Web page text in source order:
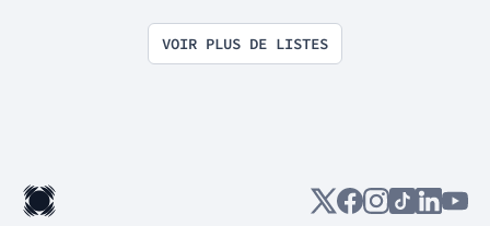
VOIR PLUS DE LISTES